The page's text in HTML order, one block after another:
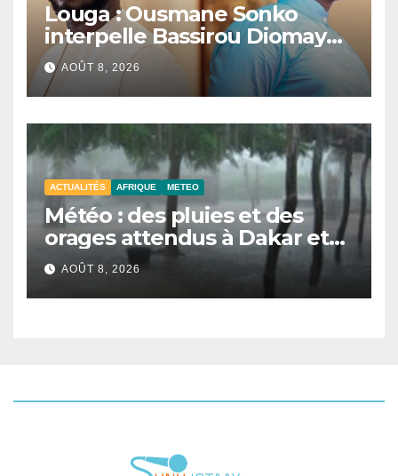
Louga : Ousmane Sonko
interpelle Bassirou Diomaye
Faye sur la date des élections
locales
AOÛT 8, 2026
ACTUALITÉS AFRIQUE METEO
Météo : des pluies et des
orages attendus à Dakar et
dans plusieurs localités ce
samedi
AOÛT 8, 2026